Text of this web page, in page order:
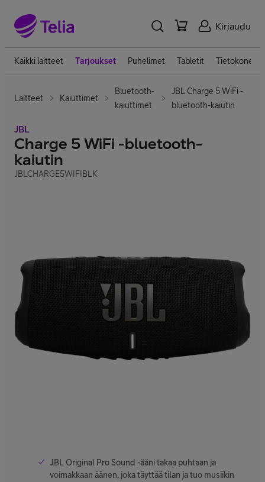
Kirjaudu
Kaikki laitteet Tarjoukset Puhelimet Tabletit Tietokoneet
Laitteet Kaiuttimet
Bluetooth-
kaiuttimet
JBL Charge 5 WiFi -
bluetooth-kaiutin
JBL
Charge 5 WiFi -bluetooth-
kaiutin
JBLCHARGE5WIFIBLK
JBL Original Pro Sound -ääni takaa puhtaan ja
voimakkaan äänen, joka täyttää tilan ja tuo musiikin